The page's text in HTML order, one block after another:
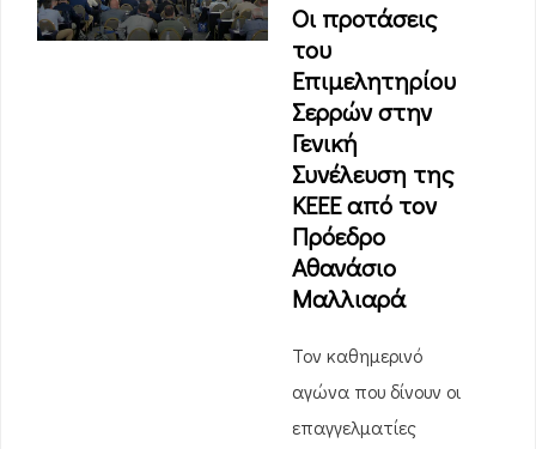
Οι προτάσεις
του
Επιμελητηρίου
Σερρών στην
Γενική
Συνέλευση της
ΚΕΕΕ από τον
Πρόεδρο
Αθανάσιο
Μαλλιαρά
Τον καθημερινό
αγώνα που δίνουν οι
επαγγελματίες